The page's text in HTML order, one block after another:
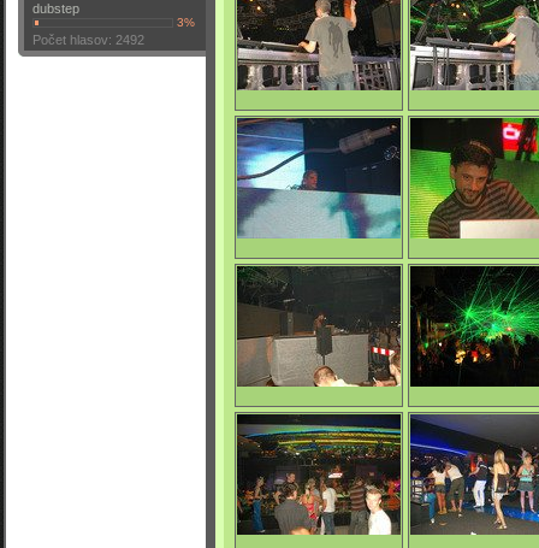
dubstep
3%
Počet hlasov: 2492
0/4670 0/4687
Axel Karakasis
0/4564
Axel Karakasis
Axel Karakasis
0/4625
The Advent
The Advent
0/5910
Laser show -